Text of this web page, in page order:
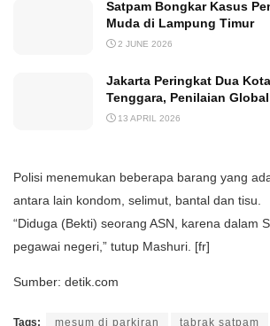
Satpam Bongkar Kasus
Muda di Lampung Timur
2 JUNE 2026
Jakarta Peringkat Dua
Tenggara, Penilaian
13 APRIL 2026
Polisi menemukan beberapa barang yang
antara lain kondom, selimut, bantal dan tisu.
“Diduga (Bekti) seorang ASN, karena dalam
pegawai negeri,” tutup Mashuri. [fr]
Sumber: detik.com
Tags: mesum di parkiran tabrak satpam